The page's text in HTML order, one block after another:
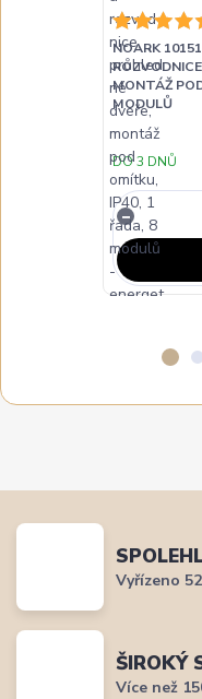
NOARK
MONTÁŽ
MODULŮ
DO 3 DNŮ
Vyřízeno
ŠIROKÝ
Více než